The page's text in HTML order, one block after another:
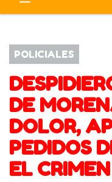
POLICIALES
DE
DOLOR,
PEDIDOS
EL CRIMEN